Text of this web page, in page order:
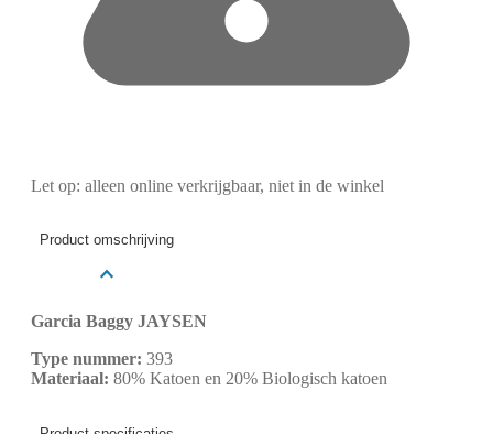
Let op: alleen online verkrijgbaar, niet in de winkel
Product omschrijving
Garcia Baggy JAYSEN
Type nummer: 393
Materiaal: 80% Katoen en 20% Biologisch katoen